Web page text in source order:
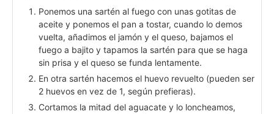
Ponemos una sartén al fuego con unas gotitas de
aceite y ponemos el pan a tostar, cuando lo demos
vuelta, añadimos el jamón y el queso, bajamos el
fuego a bajito y tapamos la sartén para que se haga
sin prisa y el queso se funda lentamente.
En otra sartén hacemos el huevo revuelto (pueden ser
2 huevos en vez de 1, según prefieras).
Cortamos la mitad del aguacate y lo loncheamos,